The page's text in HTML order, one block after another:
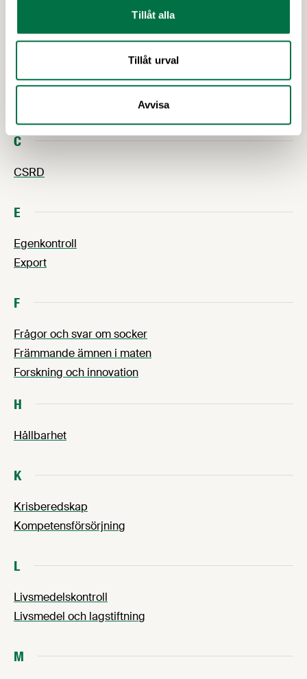
Tillåt alla
Tillåt urval
Avvisa
Akrylamid
Arbetsmiljö
C
CSRD
E
Egenkontroll
Export
F
Frågor och svar om socker
Främmande ämnen i maten
Forskning och innovation
H
Hållbarhet
K
Krisberedskap
Kompetensförsörjning
L
Livsmedelskontroll
Livsmedel och lagstiftning
M